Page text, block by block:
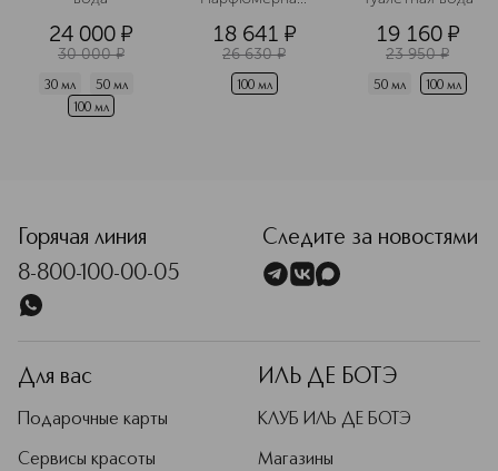
24 000 ¤
30 000 ¤
30 мл
50 мл
100 мл
18 641 ¤
26 630 ¤
100 мл
19 160 ¤
23 950 ¤
50 мл 100 мл
Горячая линия
8-800-100-00-05
Следите за новостями
Для вас
Подарочные карты
Сервисы красоты
ИЛЬ ДЕ БОТЭ
КЛУБ ИЛЬ ДЕ БОТЭ
Магазины